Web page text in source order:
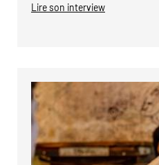
Lire son interview